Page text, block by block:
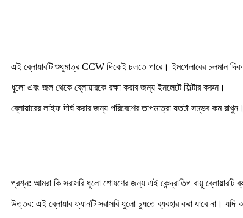
এই ব্লোয়ারটি শুধুমাত্র CCW দিকেই চলতে পারে। ইমপেলারের চলমান দিক
ধুলো এবং জল থেকে ব্লোয়ারকে রক্ষা করার জন্য ইনলেটে ফিল্টার করুন।
ব্লোয়ারের লাইফ দীর্ঘ করার জন্য পরিবেশের তাপমাত্রা যতটা সম্ভব কম রাখুন।
প্রশ্ন: আমরা কি সরাসরি ধুলো শোষণের জন্য এই কেন্দ্রাতিগ বায়ু ব্লোয়ারটি
উত্তর: এই ব্লোয়ার ফ্যানটি সরাসরি ধুলো চুষতে ব্যবহার করা যাবে না।